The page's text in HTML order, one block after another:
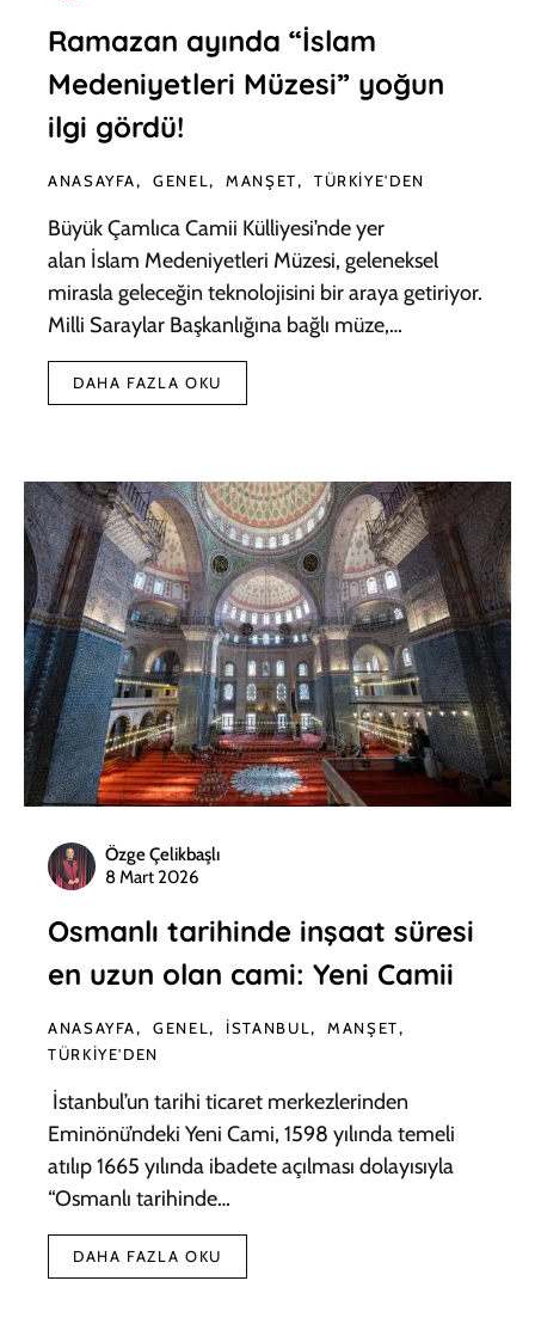
Ramazan ayında “İslam
Medeniyetleri Müzesi” yoğun
ilgi gördü!
ANASAYFA GENEL MANŞET TÜRKIYE'DEN
Büyük Çamlıca Camii Külliyesi’nde yer
alan İslam Medeniyetleri Müzesi, geleneksel
mirasla geleceğin teknolojisini bir araya getiriyor.
Milli Saraylar Başkanlığına bağlı müze,…
DAHA FAZLA OKU
Özge Çelikbaşlı
8 Mart 2026
Osmanlı tarihinde inşaat süresi
en uzun olan cami: Yeni Camii
ANASAYFA GENEL İSTANBUL
MANŞET
TÜRKIYE'DEN
İstanbul’un tarihi ticaret merkezlerinden
Eminönü’ndeki Yeni Cami, 1598 yılında temeli
atılıp 1665 yılında ibadete açılması dolayısıyla
“Osmanlı tarihinde…
DAHA FAZLA OKU